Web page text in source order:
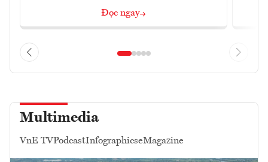
Đọc ngay
Multimedia
VnE TVPodcastInfographicseMagazine